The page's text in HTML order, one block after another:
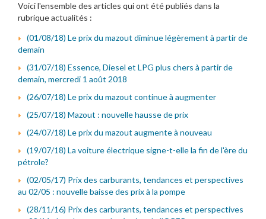
Voici l'ensemble des articles qui ont été publiés dans la
rubrique actualités :
(01/08/18) Le prix du mazout diminue légèrement à partir de
demain
(31/07/18) Essence, Diesel et LPG plus chers à partir de
demain, mercredi 1 août 2018
(26/07/18) Le prix du mazout continue à augmenter
(25/07/18) Mazout : nouvelle hausse de prix
(24/07/18) Le prix du mazout augmente à nouveau
(19/07/18) La voiture électrique signe-t-elle la fin de l'ère du
pétrole?
(02/05/17) Prix des carburants, tendances et perspectives
au 02/05 : nouvelle baisse des prix à la pompe
(28/11/16) Prix des carburants, tendances et perspectives